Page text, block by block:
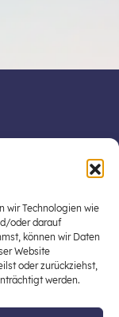
wir Technologien wie
oder darauf
können wir Daten
Website
oder zurückziehst,
werden.
zentraler
einer